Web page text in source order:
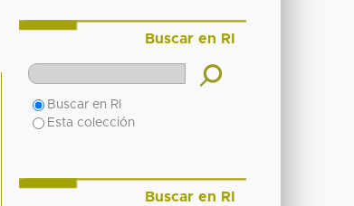
Buscar en RI
Buscar en RI
Esta colección
Buscar en RI